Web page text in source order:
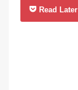
Read Later